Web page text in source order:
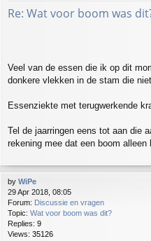
Re: Wat voor boom was
Veel van de essen die ik op dit
donkere vlekken in de stam die
Essenziekte met terugwerkende
Tel de jaarringen eens tot aan die
rekening mee dat een boom alleen
by WiPe
29 Apr 2018, 08:05
Forum: Discussie en vragen
Topic: Wat voor boom was dit?
Replies: 9
Views: 35126